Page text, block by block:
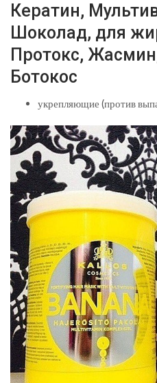
Кератин,
Шоколад, для
Протокс,
Ботокос
укрепляющие (против